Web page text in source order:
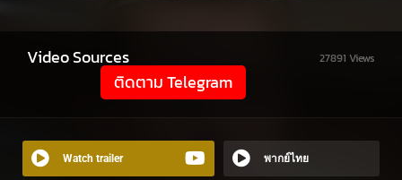
Video Sources 27891 Views
ติดตาม Telegram
Watch trailer พากย์ไทย